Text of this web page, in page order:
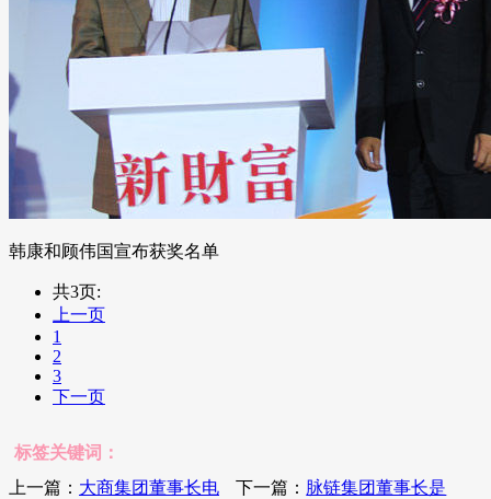
韩康和顾伟国宣布获奖名单
共3页:
上一页
1
2
3
下一页
标签关键词：
上一篇： 大商集团董事长电
下一篇： 脉链集团董事长是